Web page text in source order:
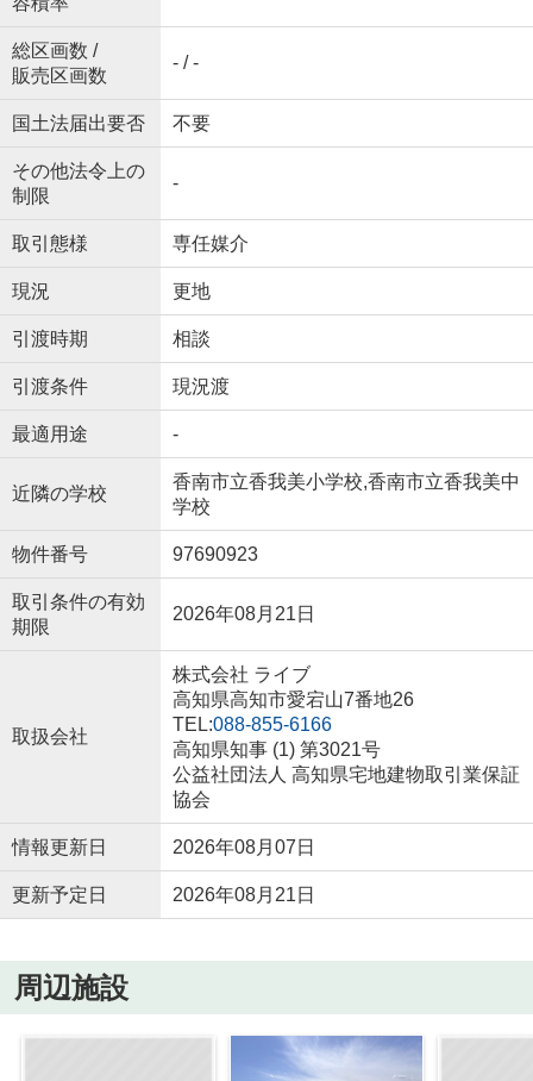
総区画数 /
販売区画数
- / -
国土法届出要否 不要
その他法令上の
制限
-
取引態様 専任媒介
現況 更地
引渡時期 相談
引渡条件 現況渡
最適用途 -
近隣の学校
香南市立香我美小学校,香南市立香我美中
学校
物件番号 97690923
取引条件の有効
期限
2026年08月21日
取扱会社
株式会社 ライブ
高知県高知市愛宕山7番地26
TEL:088-855-6166
高知県知事 (1) 第3021号
公益社団法人 高知県宅地建物取引業保証
協会
情報更新日 2026年08月07日
更新予定日 2026年08月21日
周辺施設